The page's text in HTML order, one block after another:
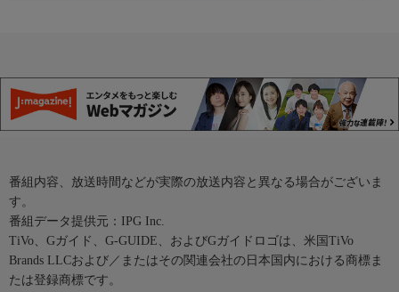
番組内容、放送時間などが実際の放送内容と異なる場合がございま
す。
番組データ提供元：IPG Inc.
TiVo、Gガイド、G-GUIDE、およびGガイドロゴは、米国TiVo
Brands LLCおよび／またはその関連会社の日本国内における商標ま
たは登録商標です。